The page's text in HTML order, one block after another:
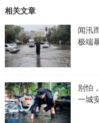
相关文章
闻汛
极端
别怕
一城